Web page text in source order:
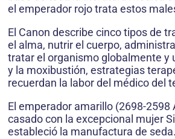
el emperador rojo trata estos
El Canon describe cinco tipos de
el alma, nutrir el cuerpo,
tratar el organismo globalmente y
y la moxibustión, estrategias
recuerdan la labor del médico del
El emperador amarillo (2698-2598
casado con la excepcional mujer
estableció la manufactura de seda.